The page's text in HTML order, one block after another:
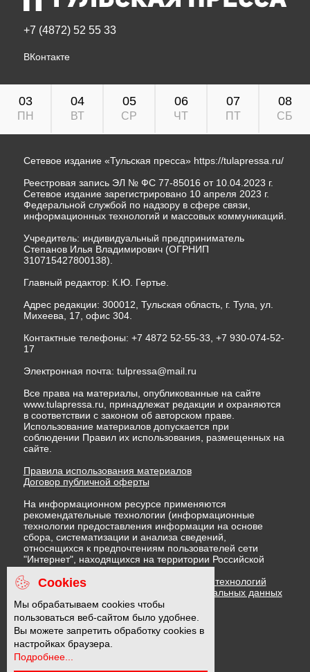
+7 (4872) 52 55 33
ВКонтакте
03
ПН
04
ВТ
05
СР
06
ЧТ
07
ПТ
08
СБ
Сетевое издание «Тульская пресса» https://tulapressa.ru/
Реестровая запись ЭЛ № ФС 77-85016 от 10.04.2023 г.
Сетевое издание зарегистрировано 10 апреля 2023 г.
Федеральной службой по надзору в сфере связи,
информационных технологий и массовых коммуникаций.
Учредитель: индивидуальный предприниматель
Степанов Илья Владимирович (ОГРНИП
310715427800138).
Главный редактор: К.Ю. Гертье.
Адрес редакции: 300012, Тульская область, г. Тула, ул.
Михеева, 17, офис 304.
Контактные телефоны: +7 4872 52-55-33, +7 930-074-52-
17
Электронная почта: tulpressa@mail.ru
Все права на материалы, опубликованные на сайте
www.tulapressa.ru, принадлежат редакции и охраняются
в соответствии с законом об авторском праве.
Использование материалов допускается при
соблюдении Правил их использования, размещенных на
сайте.
Правила использования материалов
Договор публичной оферты
На информационном ресурсе применяются
рекомендательные технологии (информационные
технологии предоставления информации на основе
сбора, систематизации и анализа сведений,
относящихся к предпочтениям пользователей сети
"Интернет", находящихся на территории Российской
Федерации)
Правила применения рекомендательных технологий
Политика в отношении обработки персональных данных
Политика обработки файлов cookie
16 +
Cookies
Мы обрабатываем cookies чтобы
пользоваться веб-сайтом было удобнее.
Вы можете запретить обработку cookies в
настройках браузера.
Подробнее...